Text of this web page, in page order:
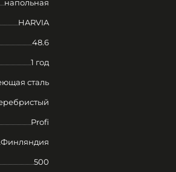
напольная
HARVIA
48.6
1 год
сталь
Profi
Финляндия
500